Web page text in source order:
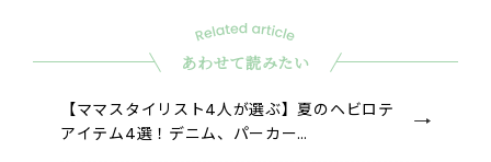
あわせて読みたい
【ママスタイリスト4人が選ぶ】夏のヘビロテ
アイテム4選！デニム、パーカー…